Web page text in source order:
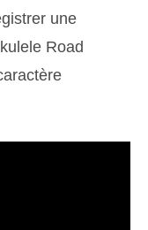
une
Road